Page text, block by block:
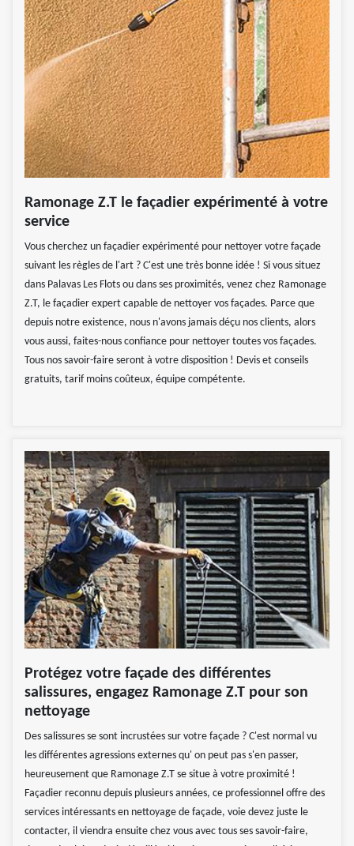
Ramonage Z.T le façadier expérimenté à votre
service
Vous cherchez un façadier expérimenté pour nettoyer votre façade
suivant les règles de l'art ? C'est une très bonne idée ! Si vous situez
dans Palavas Les Flots ou dans ses proximités, venez chez Ramonage
Z.T, le façadier expert capable de nettoyer vos façades. Parce que
depuis notre existence, nous n'avons jamais déçu nos clients, alors
vous aussi, faites-nous confiance pour nettoyer toutes vos façades.
Tous nos savoir-faire seront à votre disposition ! Devis et conseils
gratuits, tarif moins coûteux, équipe compétente.
Protégez votre façade des différentes
salissures, engagez Ramonage Z.T pour son
nettoyage
Des salissures se sont incrustées sur votre façade ? C'est normal vu
les différentes agressions externes qu' on peut pas s'en passer,
heureusement que Ramonage Z.T se situe à votre proximité !
Façadier reconnu depuis plusieurs années, ce professionnel offre des
services intéressants en nettoyage de façade, voie devez juste le
contacter, il viendra ensuite chez vous avec tous ses savoir-faire,